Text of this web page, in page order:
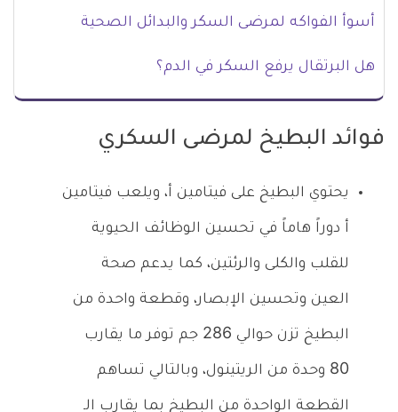
أسوأ الفواكه لمرضى السكر والبدائل الصحية
هل البرتقال يرفع السكر في الدم؟
فوائد البطيخ لمرضى السكري
يحتوي البطيخ على فيتامين أ، ويلعب فيتامين
أ دوراً هاماً في تحسين الوظائف الحيوية
للقلب والكلى والرئتين، كما يدعم صحة
العين وتحسين الإبصار، وقطعة واحدة من
البطيخ تزن حوالي 286 جم توفر ما يقارب
80 وحدة من الريتينول، وبالتالي تساهم
القطعة الواحدة من البطيخ بما يقارب الـ